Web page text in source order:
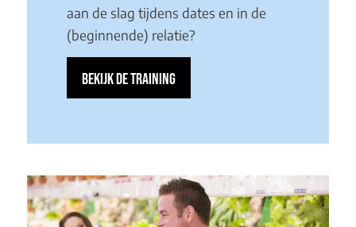
aan de slag tijdens dates en in de
(beginnende) relatie?
BEKIJK DE TRAINING